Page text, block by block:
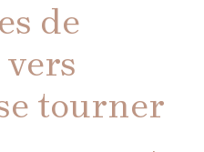
de
tourner